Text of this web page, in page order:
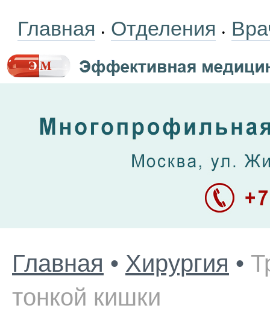
Главная • Отделения •
Главная • Хирургия •
тонкой кишки